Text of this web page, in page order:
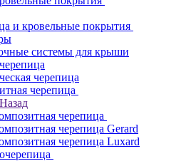
и кровельные покрытия
системы для крыши
черепица
черепица
Назад
черепица
черепица Gerard
черепица Luxard